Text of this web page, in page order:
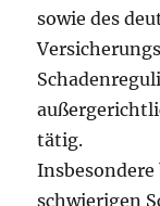
sowie des
tätig.
schwierigen